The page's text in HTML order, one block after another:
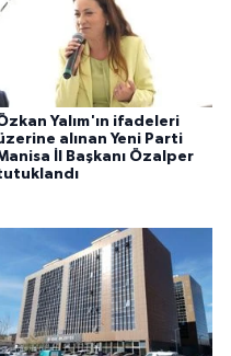
Yalım'ın ifadeleri
alınan Yeni Parti
İl Başkanı Özalper